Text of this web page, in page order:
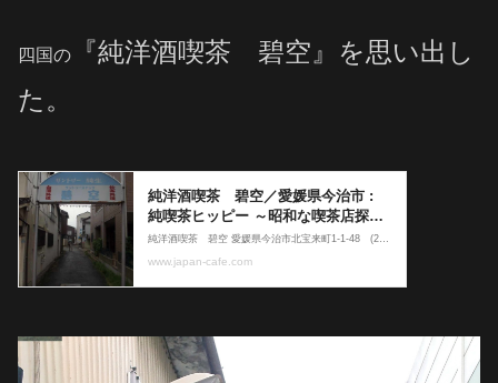
四国の
『純洋酒喫茶 碧空』を思い出し
た。